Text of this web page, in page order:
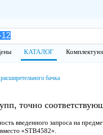
КАТАЛОГ
бачка
точно
введенного запроса на
«STB4582».